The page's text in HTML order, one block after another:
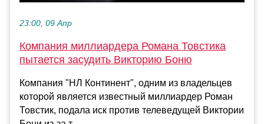
23:00, 09 Апр
Компания миллиардера Романа Товстика
пытается засудить Викторию Боню
Компания "НЛ Континент", одним из владельцев
которой является известный миллиардер Роман
Товстик, подала иск против телеведущей Виктории